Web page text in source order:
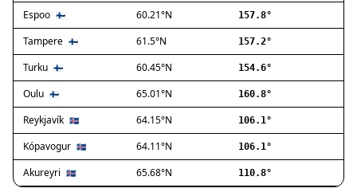
Glostrup
Greve
Hedehusene
Herlev
Hvidovre
Høje-Taastrup
Ishøj
Jyllinge
Lillerød
Lyngby
Espoo 🇫🇮 60.21°N 157.8°
Tampere 🇫🇮 61.5°N 157.2°
Turku 🇫🇮 60.45°N 154.6°
Oulu 🇫🇮 65.01°N 160.8°
Reykjavík 🇮🇸 64.15°N 106.1°
Kópavogur 🇮🇸 64.11°N 106.1°
Akureyri 🇮🇸 65.68°N 110.8°